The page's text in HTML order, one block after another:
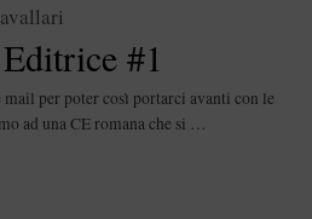
#1
per poter così portarci avanti con le
ad una CE romana che si …